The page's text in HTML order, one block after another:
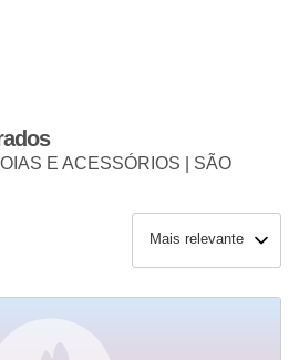
E ACESSÓRIOS | SÃO
Mais relevante